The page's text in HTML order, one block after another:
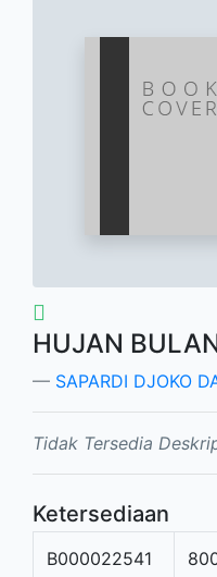
HUJAN
SAPARDI DJOKO
Tidak Tersedia
Ketersediaan
B000022541